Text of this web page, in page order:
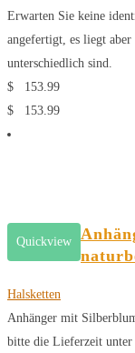
Erwarten Sie keine
angefertigt, es liegt
unterschiedlich sind.
$
153.99
$
153.99
Quickview
Halsketten
Anhänger mit
bitte die Lieferzeit